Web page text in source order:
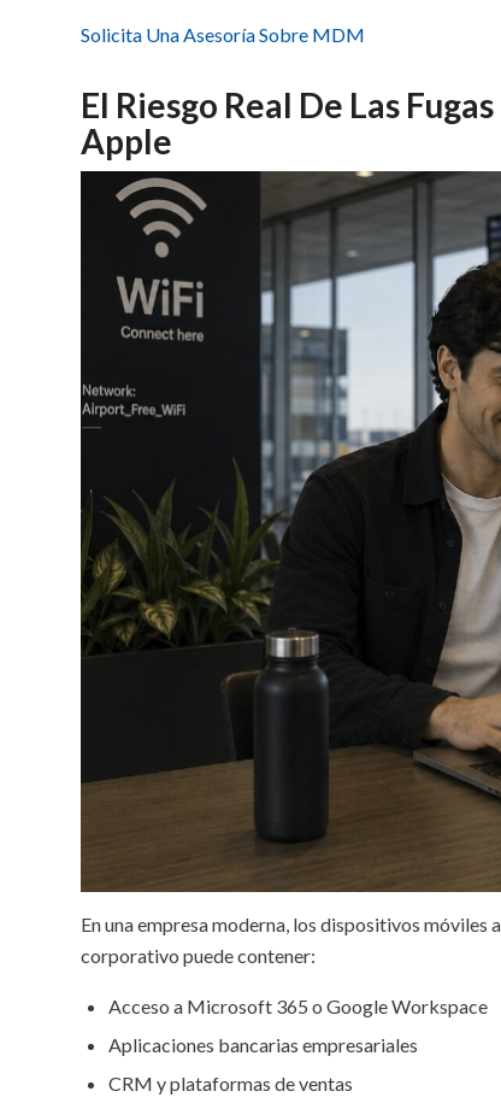
Solicita Una Asesoría Sobre MDM
El Riesgo Real De Las
Apple
En una empresa moderna, los dispositivos
corporativo puede contener:
Acceso a Microsoft 365 o Google Workspace
Aplicaciones bancarias empresariales
CRM y plataformas de ventas